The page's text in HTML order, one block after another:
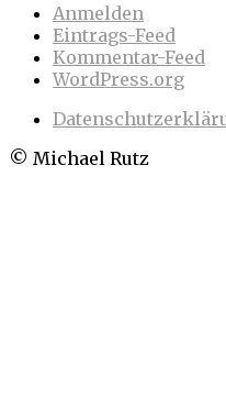
Anmelden
Eintrags-Feed
Kommentar-Feed
WordPress.org
© Michael Rutz